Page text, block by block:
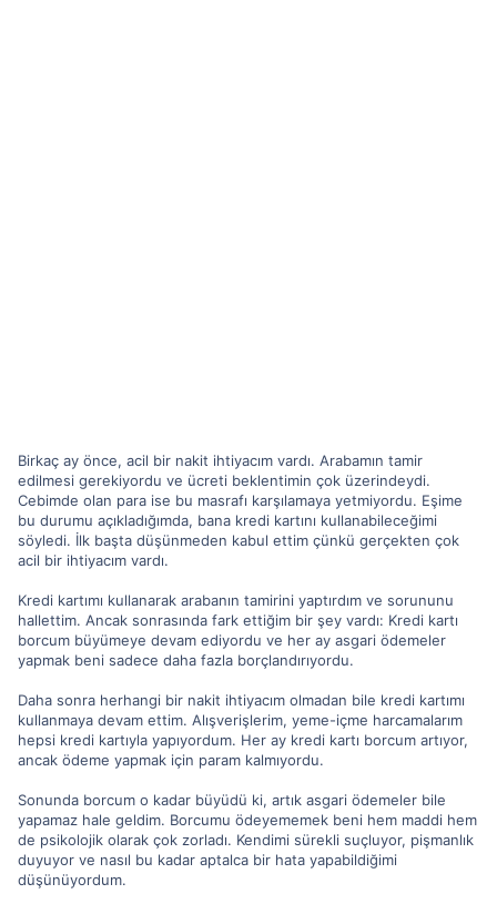
Birkaç ay önce, acil bir nakit ihtiyacım vardı. Arabamın tamir
edilmesi gerekiyordu ve ücreti beklentimin çok üzerindeydi.
Cebimde olan para ise bu masrafı karşılamaya yetmiyordu. Eşime
bu durumu açıkladığımda, bana kredi kartını kullanabileceğimi
söyledi. İlk başta düşünmeden kabul ettim çünkü gerçekten çok
acil bir ihtiyacım vardı.
Kredi kartımı kullanarak arabanın tamirini yaptırdım ve sorununu
hallettim. Ancak sonrasında fark ettiğim bir şey vardı: Kredi kartı
borcum büyümeye devam ediyordu ve her ay asgari ödemeler
yapmak beni sadece daha fazla borçlandırıyordu.
Daha sonra herhangi bir nakit ihtiyacım olmadan bile kredi kartımı
kullanmaya devam ettim. Alışverişlerim, yeme-içme harcamalarım
hepsi kredi kartıyla yapıyordum. Her ay kredi kartı borcum artıyor,
ancak ödeme yapmak için param kalmıyordu.
Sonunda borcum o kadar büyüdü ki, artık asgari ödemeler bile
yapamaz hale geldim. Borcumu ödeyememek beni hem maddi hem
de psikolojik olarak çok zorladı. Kendimi sürekli suçluyor, pişmanlık
duyuyor ve nasıl bu kadar aptalca bir hata yapabildiğimi
düşünüyordum.